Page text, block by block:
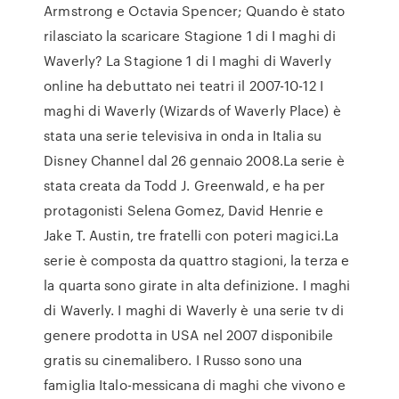
Armstrong e Octavia Spencer; Quando è stato
rilasciato la scaricare Stagione 1 di I maghi di
Waverly? La Stagione 1 di I maghi di Waverly
online ha debuttato nei teatri il 2007-10-12 I
maghi di Waverly (Wizards of Waverly Place) è
stata una serie televisiva in onda in Italia su
Disney Channel dal 26 gennaio 2008.La serie è
stata creata da Todd J. Greenwald, e ha per
protagonisti Selena Gomez, David Henrie e
Jake T. Austin, tre fratelli con poteri magici.La
serie è composta da quattro stagioni, la terza e
la quarta sono girate in alta definizione. I maghi
di Waverly. I maghi di Waverly è una serie tv di
genere prodotta in USA nel 2007 disponibile
gratis su cinemalibero. I Russo sono una
famiglia Italo-messicana di maghi che vivono e